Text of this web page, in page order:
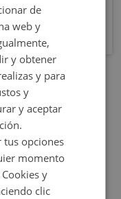
de
web y
y obtener
y para
y
y aceptar
tus opciones
momento
y
clic